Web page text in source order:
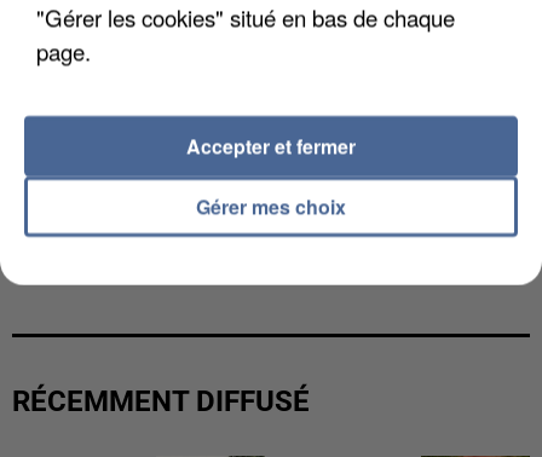
L’UN DES FONDATEURS SUPPOSÉS DE LA DZ
RÉCEMMENT DIFFUSÉ
"Gérer les cookies" situé en bas de chaque
page.
Gérer mes choix
Accepter et fermer